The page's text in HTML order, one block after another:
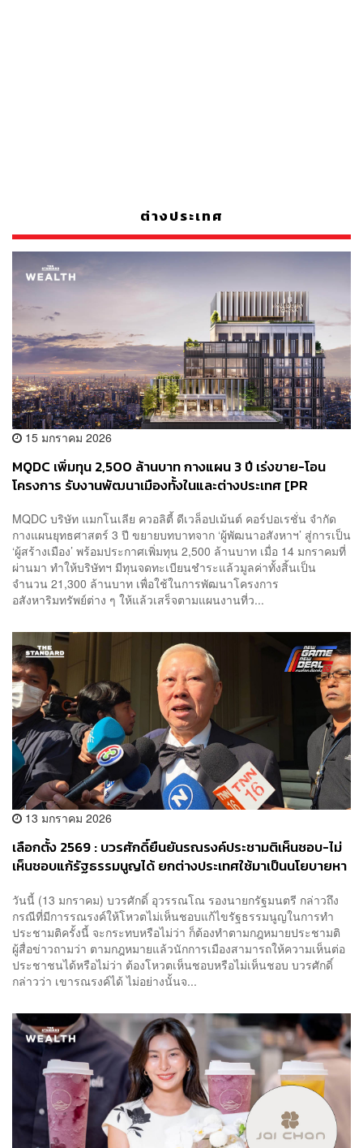
ต่างประเทศ
15 มกราคม 2026
MQDC เพิ่มทุน 2,500 ล้านบาท กางแผน 3 ปี เร่งขาย-โอน
โครงการ รับงานพัฒนาเมืองทั้งในและต่างประเทศ [PR
MQDC บริษัท แมกโนเลีย ควอลิตี้ ดีเวล็อปเม้นต์ คอร์ปอเรชั่น จำกัด
กางแผนยุทธศาสตร์ 3 ปี ขยายบทบาทจาก ‘ผู้พัฒนาอสังหาฯ’ สู่การเป็น
‘ผู้สร้างเมือง’ พร้อมประกาศเพิ่มทุน 2,500 ล้านบาท เมื่อ 14 มกราคมที่
ผ่านมา ทำให้บริษัทฯ มีทุนจดทะเบียนชำระแล้วมูลค่าทั้งสิ้นเป็น
จำนวน 21,300 ล้านบาท เพื่อใช้ในการพัฒนาโครงการ
อสังหาริมทรัพย์ต่าง ๆ ให้แล้วเสร็จตามแผนงานที่ว...
13 มกราคม 2026
เลือกตั้ง 2569 : บวรศักดิ์ยืนยันรณรงค์ประชามติเห็นชอบ-ไม่
เห็นชอบแก้รัฐธรรมนูญได้ ยกต่างประเทศใช้มาเป็นนโยบายหา
วันนี้ (13 มกราคม) บวรศักดิ์ อุวรรณโณ รองนายกรัฐมนตรี กล่าวถึง
กรณีที่มีการรณรงค์ให้โหวตไม่เห็นชอบแก้ไขรัฐธรรมนูญในการทำ
ประชามติครั้งนี้ จะกระทบหรือไม่ว่า ก็ต้องทำตามกฎหมายประชามติ
ผู้สื่อข่าวถามว่า ตามกฎหมายแล้วนักการเมืองสามารถให้ความเห็นต่อ
ประชาชนได้หรือไม่ว่า ต้องโหวตเห็นชอบหรือไม่เห็นชอบ บวรศักดิ์
กล่าวว่า เขารณรงค์ได้ ไม่อย่างนั้นจ...